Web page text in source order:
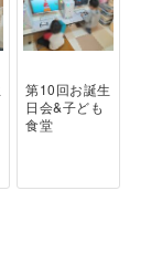
第10回お誕生
日会&子ども
食堂